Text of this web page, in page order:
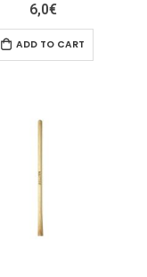
6,0€
ADD TO CART